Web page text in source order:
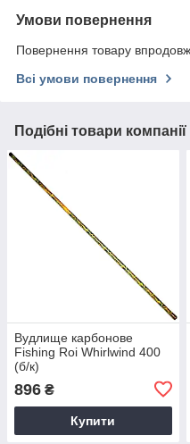
Умови повернення
Повернення товару
Всі умови повернення
Подібні товари компанії
Вудлище карбонове
Fishing Roi Whirlwind 400
(б/к)
896 ₴
Купити